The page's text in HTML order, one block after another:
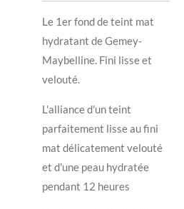
Le 1er fond de teint mat
hydratant de Gemey-
Maybelline. Fini lisse et
velouté.
L'alliance d'un teint
parfaitement lisse au fini
mat délicatement velouté
et d'une peau hydratée
pendant 12 heures